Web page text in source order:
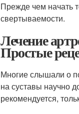
Прежде чем начать
свертываемости.
Лечение
Простые
Многие слышали о
на суставы научно
рекомендуется,